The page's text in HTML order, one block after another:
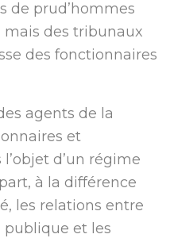
de prud’hommes
mais des tribunaux
des fonctionnaires
agents de la
et
d’un régime
à la différence
les relations entre
publique et les